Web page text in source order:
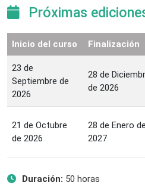
Próximas
Inicio del curso Finalización
23 de
Septiembre de
2026
28 de
de 2026
21 de Octubre
de 2026
28 de Enero de
2027
Duración: 50 horas